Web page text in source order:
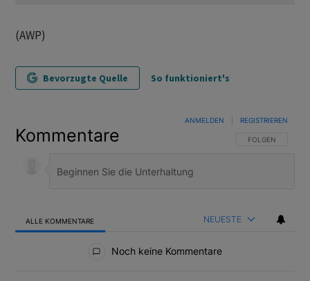
(AWP)
Bevorzugte Quelle So funktioniert's
Kommentare FOLGE DIESER
FOLGEN
ANMELDEN REGISTRIEREN
ALLE KOMMENTARE NEUESTE
Noch keine Kommentare